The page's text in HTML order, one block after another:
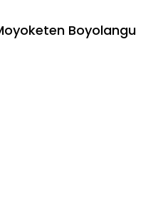
Boyolangu